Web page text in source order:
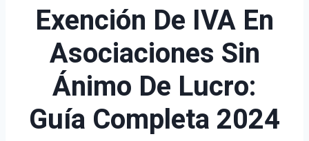
Exención De IVA En
Asociaciones Sin
Ánimo De Lucro:
Guía Completa 2024